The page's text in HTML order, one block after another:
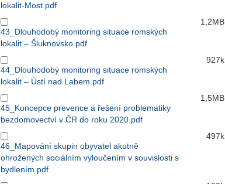
lokalit-Most.pdf
43_Dlouhodobý monitoring situace romských
lokalit – Šluknovsko.pdf
1,2MB
44_Dlouhodobý monitoring situace romských
lokalit – Ústí nad Labem.pdf
927k
45_Koncepce prevence a řešení problematiky
bezdomovectví v ČR do roku 2020.pdf
1,5MB
46_Mapování skupin obyvatel akutně
ohrožených sociálním vyloučením v souvislosti s
bydlením.pdf
497k